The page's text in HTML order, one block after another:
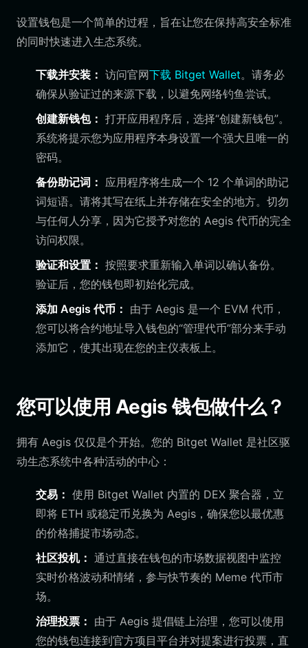
设置钱包是一个简单的过程，旨在让您在保持高安全标准
的同时快速进入生态系统。
下载并安装： 访问官网下载 Bitget Wallet。请务必
确保从验证过的来源下载，以避免网络钓鱼尝试。
创建新钱包： 打开应用程序后，选择“创建新钱包”。
系统将提示您为应用程序本身设置一个强大且唯一的
密码。
备份助记词： 应用程序将生成一个 12 个单词的助记
词短语。请将其写在纸上并存储在安全的地方。切勿
与任何人分享，因为它授予对您的 Aegis 代币的完全
访问权限。
验证和设置： 按照要求重新输入单词以确认备份。
验证后，您的钱包即初始化完成。
添加 Aegis 代币： 由于 Aegis 是一个 EVM 代币，
您可以将合约地址导入钱包的“管理代币”部分来手动
添加它，使其出现在您的主仪表板上。
您可以使用 Aegis 钱包做什么？
拥有 Aegis 仅仅是个开始。您的 Bitget Wallet 是社区驱
动生态系统中各种活动的中心：
交易： 使用 Bitget Wallet 内置的 DEX 聚合器，立
即将 ETH 或稳定币兑换为 Aegis，确保您以最优惠
的价格捕捉市场动态。
社区投机： 通过直接在钱包的市场数据视图中监控
实时价格波动和情绪，参与快节奏的 Meme 代币市
场。
治理投票： 由于 Aegis 提倡链上治理，您可以使用
您的钱包连接到官方项目平台并对提案进行投票，直